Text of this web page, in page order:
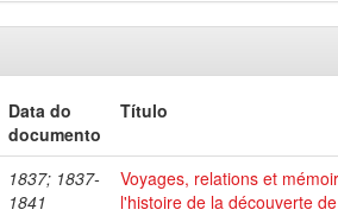
Data do
documento
Título
1837; 1837-
1841
Voyages, relations et
l'histoire de la découverte